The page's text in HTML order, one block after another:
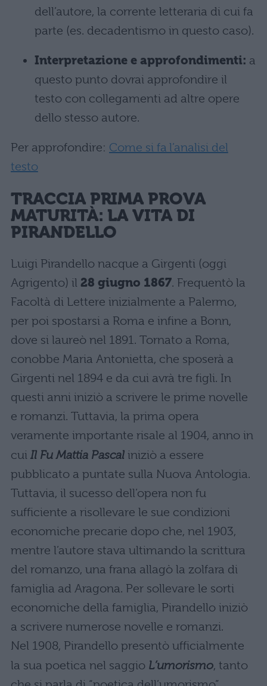
dell’autore, la corrente letteraria di cui fa
parte (es. decadentismo in questo caso).
Interpretazione e approfondimenti: a
questo punto dovrai approfondire il
testo con collegamenti ad altre opere
dello stesso autore.
Per approfondire: Come si fa l’analisi del
testo
TRACCIA PRIMA PROVA
MATURITÀ: LA VITA DI
PIRANDELLO
Luigi Pirandello nacque a Girgenti (oggi
Agrigento) il 28 giugno 1867. Frequentò la
Facoltà di Lettere inizialmente a Palermo,
per poi spostarsi a Roma e infine a Bonn,
dove si laureò nel 1891. Tornato a Roma,
conobbe Maria Antonietta, che sposerà a
Girgenti nel 1894 e da cui avrà tre figli. In
questi anni iniziò a scrivere le prime novelle
e romanzi. Tuttavia, la prima opera
veramente importante risale al 1904, anno in
cui Il Fu Mattia Pascal iniziò a essere
pubblicato a puntate sulla Nuova Antologia.
Tuttavia, il sucesso dell’opera non fu
sufficiente a risollevare le sue condizioni
economiche precarie dopo che, nel 1903,
mentre l’autore stava ultimando la scrittura
del romanzo, una frana allagò la zolfara di
famiglia ad Aragona. Per sollevare le sorti
economiche della famiglia, Pirandello iniziò
a scrivere numerose novelle e romanzi.
Nel 1908, Pirandello presentò ufficialmente
la sua poetica nel saggio L’umorismo, tanto